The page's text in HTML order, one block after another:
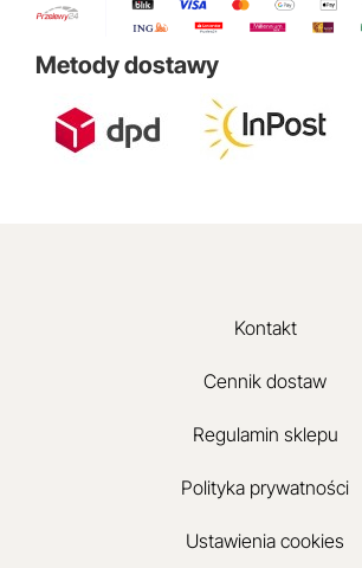
Metody dostawy
Kontakt
Cennik dostaw
Regulamin sklepu
Polityka prywatności
Ustawienia cookies